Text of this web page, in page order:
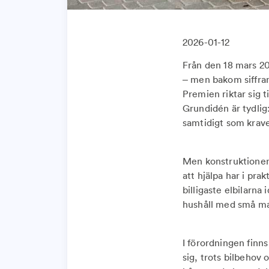
2026-01-12
Från den 18 mars
– men bakom
Premien riktar sig
Grundidén är
samtidigt som
Men
att hjälpa har i
billigaste elbilarna
hushåll med små
I förordningen
sig, trots bilbehov